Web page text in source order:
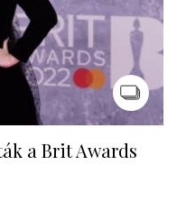
a Brit Awards